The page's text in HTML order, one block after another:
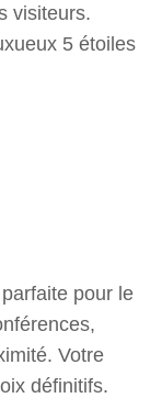
visiteurs.
5 étoiles
pour le
Votre
définitifs.